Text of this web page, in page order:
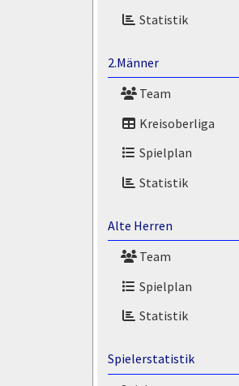
Statistik
2.Männer
Team
Kreisoberliga
Spielplan
Statistik
Alte Herren
Team
Spielplan
Statistik
Spielerstatistik